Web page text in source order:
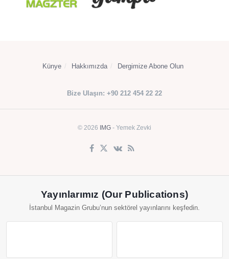
Künye Hakkımızda Dergimize Abone Olun
Bize Ulaşın: +90 212 454 22 22
© 2026 IMG - Yemek Zevki
Yayınlarımız (Our Publications)
İstanbul Magazin Grubu’nun sektörel yayınlarını keşfedin.